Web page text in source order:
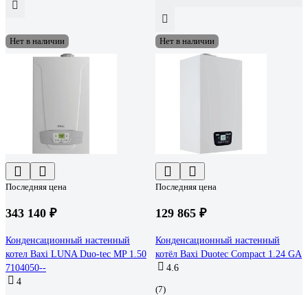
Нет в наличии
Последняя цена
343 140 ₽
Конденсационный настенный
котел Baxi LUNA Duo-tec MP 1.50
7104050--
4
Нет в наличии
Последняя цена
129 865 ₽
Конденсационный настенный
котёл Baxi Duotec Compact 1.24 GA
4.6
(7)